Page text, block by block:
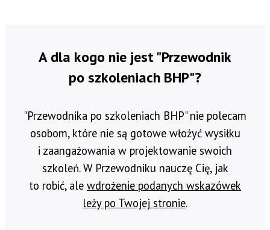
A dla kogo nie jest "Przewodnik
po szkoleniach BHP"?
"Przewodnika po szkoleniach BHP" nie polecam
osobom, które nie są gotowe włożyć wysiłku
i zaangażowania w projektowanie swoich
szkoleń. W Przewodniku nauczę Cię, jak
to robić, ale wdrożenie podanych wskazówek
leży po Twojej stronie.